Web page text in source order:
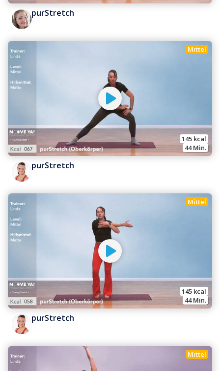
purStretch
Mittel
145 kcal
44 Min.
purStretch
Mittel
145 kcal
44 Min.
purStretch
Mittel